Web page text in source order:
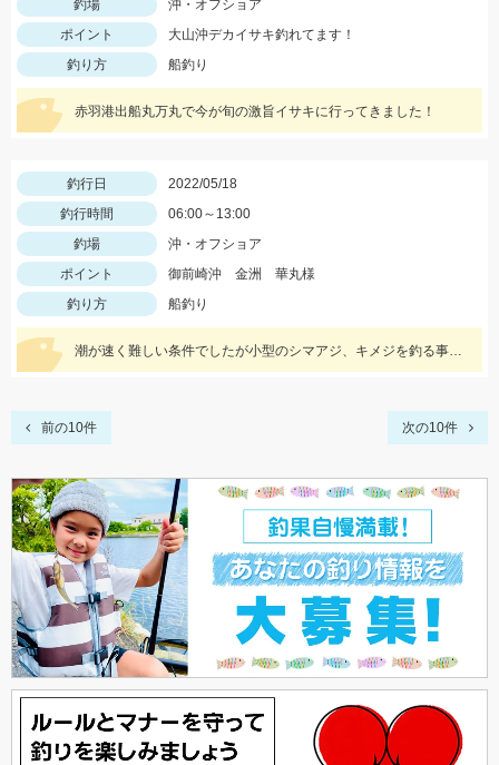
釣場
沖・オフショア
ポイント
大山沖デカイサキ釣れてます！
釣り方
船釣り
赤羽港出船丸万丸で今が旬の激旨イサキに行ってきました！
釣行日
2022/05/18
釣行時間
06:00～13:00
釣場
沖・オフショア
ポイント
御前崎沖 金洲 華丸様
釣り方
船釣り
潮が速く難しい条件でしたが小型のシマアジ、キメジを釣る事ができました。
前の10件 次の10件